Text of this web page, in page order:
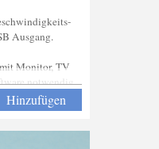
Ausgang.
Monitor, TV
notwendig.
ist inklusive.
Hinzufügen